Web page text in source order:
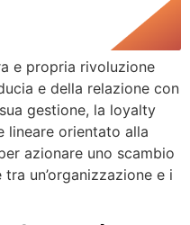
e propria rivoluzione
e della relazione con
gestione, la loyalty
lineare orientato alla
azionare uno scambio
un’organizzazione e i